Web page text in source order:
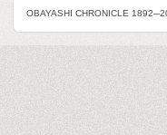
OBAYASHI CHRONICLE